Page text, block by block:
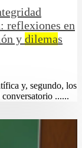
reflexiones en
y dilemas
y, segundo, los
......